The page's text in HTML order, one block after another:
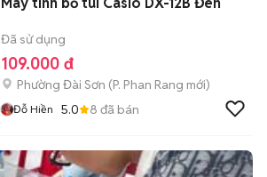
Đã sử dụng
109.000 đ
Phường Đài Sơn (P. Phan Rang mới)
Đỗ Hiền 5.0 8 đã bán